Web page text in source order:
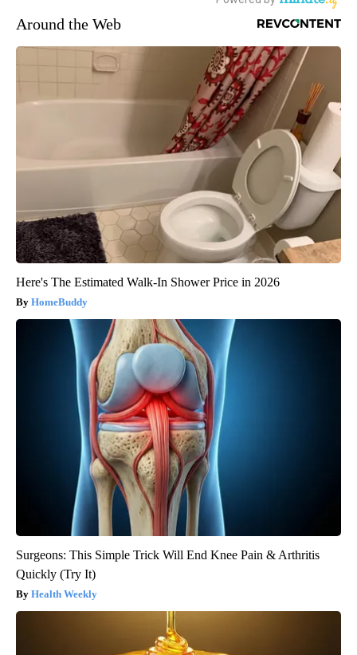
Around the Web
Here's The Estimated Walk-In Shower Price in 2026
HomeBuddy
Surgeons: This Simple Trick Will End Knee Pain & Arthritis
Quickly (Try It)
Health Weekly